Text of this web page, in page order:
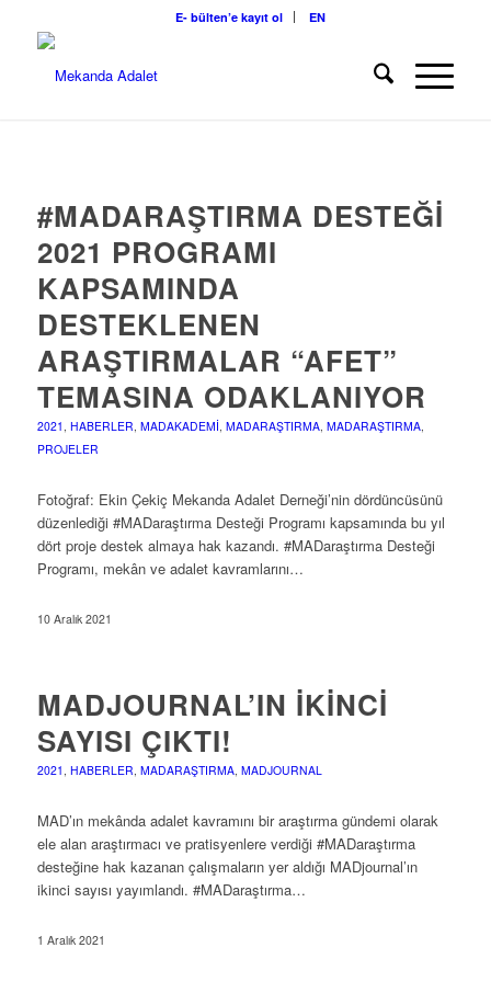
E- bülten’e kayıt ol EN
#MADARAŞTIRMA DESTEĞI
2021 PROGRAMI
KAPSAMINDA
DESTEKLENEN
ARAŞTIRMALAR “AFET”
TEMASINA ODAKLANIYOR
2021 , HABERLER, MADAKADEMI, MADARAŞTIRMA, MADARAŞTIRMA,
PROJELER
Fotoğraf: Ekin Çekiç Mekanda Adalet Derneği’nin dördüncüsünü
düzenlediği #MADaraştırma Desteği Programı kapsamında bu yıl
dört proje destek almaya hak kazandı. #MADaraştırma Desteği
Programı, mekân ve adalet kavramlarını…
10 Aralık 2021
MADJOURNAL’IN İKINCI
SAYISI ÇIKTI!
2021 , HABERLER, MADARAŞTIRMA, MADJOURNAL
MAD’ın mekânda adalet kavramını bir araştırma gündemi olarak
ele alan araştırmacı ve pratisyenlere verdiği #MADaraştırma
desteğine hak kazanan çalışmaların yer aldığı MADjournal’ın
ikinci sayısı yayımlandı. #MADaraştırma…
1 Aralık 2021